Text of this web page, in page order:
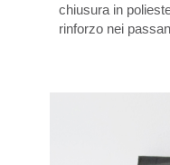
chiusura in
rinforzo nei